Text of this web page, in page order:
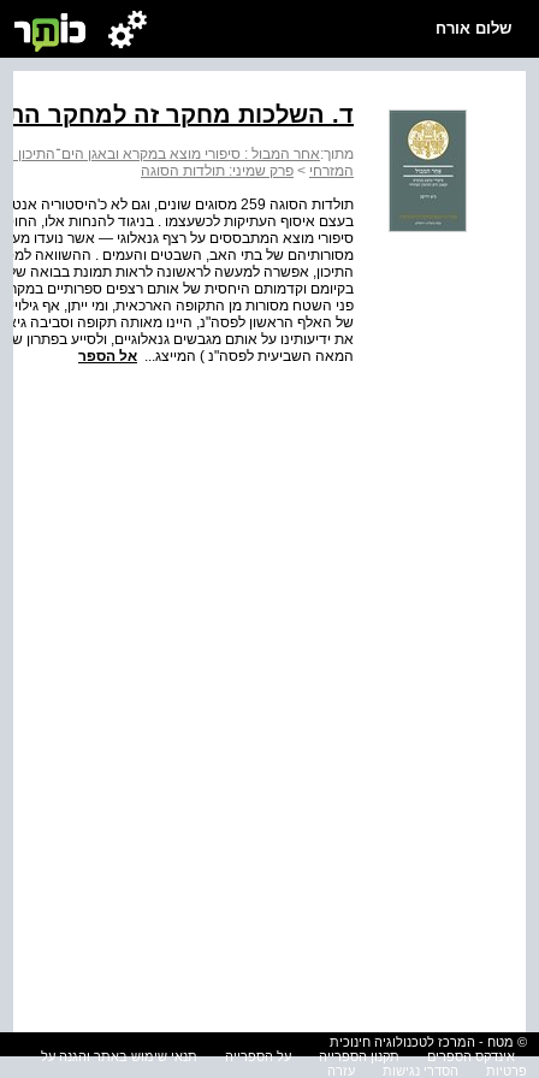
שלום אורח
ד. השלכות מחקר זה למחקר
מתוך:אחר המבול : סיפורי מוצא במקרא ובאגן הים־התיכון
המזרחי > פרק שמיני: תולדות הסוגה
תולדות הסוגה 259 מסוגים שונים, וגם לא
בעצם איסוף העתיקות לכשעצמו . בניגוד להנחות אלו,
סיפורי מוצא המתבססים על רצף גנאלוגי — אשר נועדו
מסורותיהם של בתי האב, השבטים והעמים . ההשוואה
התיכון, אפשרה למעשה לראשונה לראות תמונת בבואה של
בקיומם וקדמותם היחסית של אותם רצפים ספרותיים במקרא
פני השטח מסורות מן התקופה הארכאית, ומי ייתן, אף
של האלף הראשון לפסה"נ, היינו מאותה תקופה וסביבה
המאה השביעית לפסה"נ ) המייצג... אל הספר
© מטח - המרכז לטכנולוגיה חינוכית
אינדקס הספרים
תקנון הספרייה על הספרייה
תנאי שימוש באתר והגנה על
פרטיות
הסדרי נגישות עזרה